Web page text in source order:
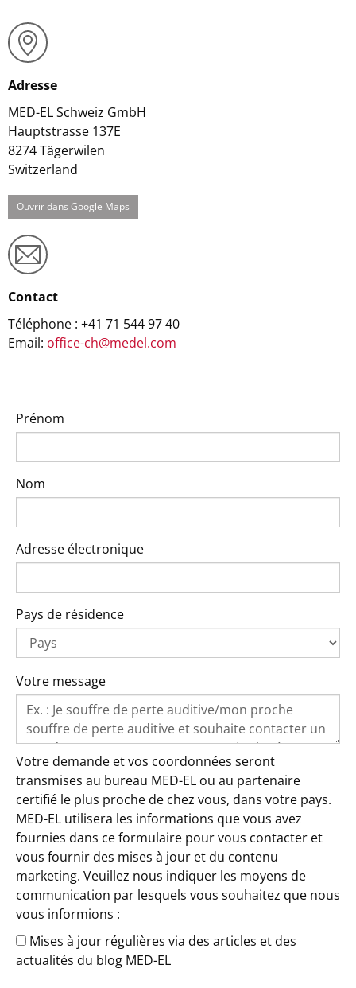
Adresse
MED-EL Schweiz GmbH
Hauptstrasse 137E
8274Tägerwilen
Switzerland
Ouvrir dans Google Maps
Contact
Téléphone : +41 71 544 97 40
Email: office-ch@medel.com
Prénom
Nom
Adresse électronique
Pays de résidence
Votre message
Votre demande et vos coordonnées seront
transmises au bureau MED-EL ou au partenaire
certifié le plus proche de chez vous, dans votre pays.
MED-EL utilisera les informations que vous avez
fournies dans ce formulaire pour vous contacter et
vous fournir des mises à jour et du contenu
marketing. Veuillez nous indiquer les moyens de
communication par lesquels vous souhaitez que nous
vous informions :
Mises à jour régulières via des articles et des
actualités du blog MED-EL